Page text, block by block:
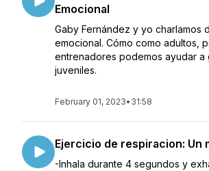
Emocional
Gaby Fernández y yo charlamos
emocional. Cómo como adultos,
entrenadores podemos ayudar a
juveniles.
February 01, 2023• 31:58
Ejercicio de respiracion: Un
-Inhala durante 4 segundos y